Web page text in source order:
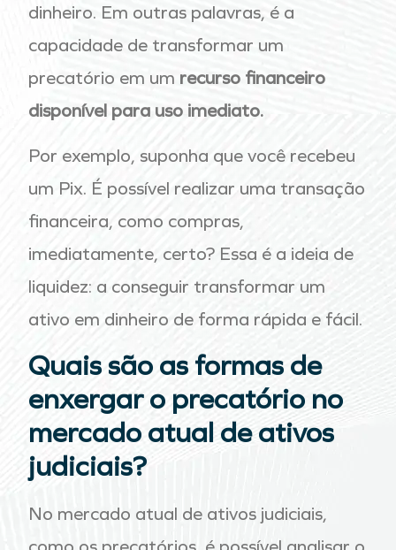
dinheiro. Em outras palavras, é a
capacidade de transformar um
precatório em um recurso financeiro
disponível para uso imediato.
Por exemplo, suponha que você recebeu
um Pix. É possível realizar uma transação
financeira, como compras,
imediatamente, certo? Essa é a ideia de
liquidez: a conseguir transformar um
ativo em dinheiro de forma rápida e fácil.
Quais são as formas de
enxergar o precatório no
mercado atual de ativos
judiciais?
No mercado atual de ativos judiciais,